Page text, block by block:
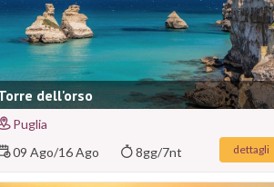
dell'orso
Puglia
09 Ago/16 Ago 8gg/7nt dettagli